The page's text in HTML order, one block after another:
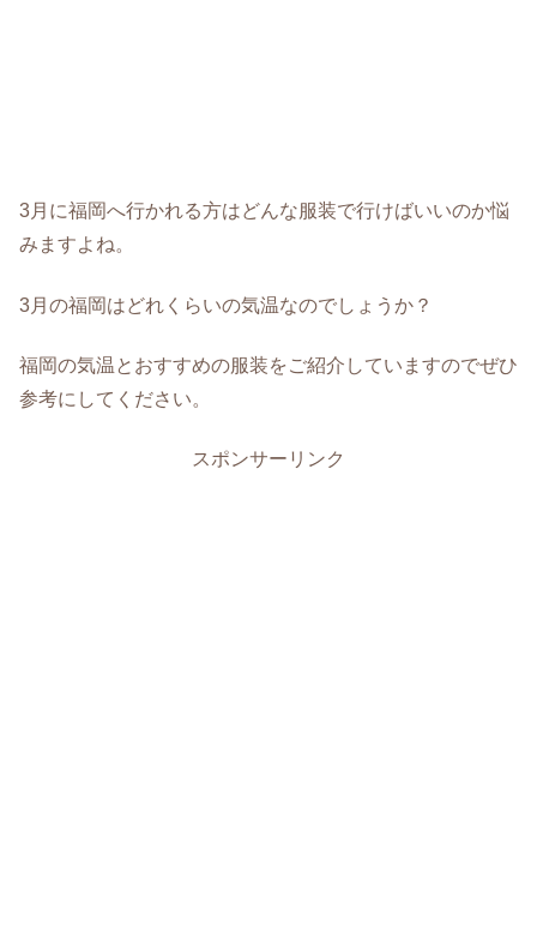
3月に福岡へ行かれる方はどんな服装で行けばいいのか悩
みますよね。
3月の福岡はどれくらいの気温なのでしょうか？
福岡の気温とおすすめの服装をご紹介していますのでぜひ
参考にしてください。
スポンサーリンク